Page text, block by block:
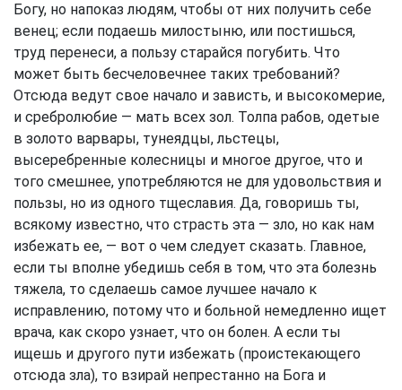
Богу, но напоказ людям, чтобы от них получить себе
венец; если подаешь милостыню, или постишься,
труд перенеси, а пользу старайся погубить. Что
может быть бесчеловечнее таких требований?
Отсюда ведут свое начало и зависть, и высокомерие,
и сребролюбие — мать всех зол. Толпа рабов, одетые
в золото варвары, тунеядцы, льстецы,
высеребренные колесницы и многое другое, что и
того смешнее, употребляются не для удовольствия и
пользы, но из одного тщеславия. Да, говоришь ты,
всякому известно, что страсть эта — зло, но как нам
избежать ее, — вот о чем следует сказать. Главное,
если ты вполне убедишь себя в том, что эта болезнь
тяжела, то сделаешь самое лучшее начало к
исправлению, потому что и больной немедленно ищет
врача, как скоро узнает, что он болен. А если ты
ищешь и другого пути избежать (проистекающего
отсюда зла), то взирай непрестанно на Бога и